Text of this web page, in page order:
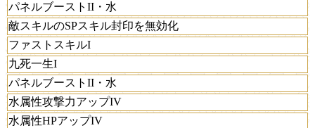
パネルブーストII・水
敵スキルのSPスキル封印を無効化
ファストスキルI
九死一生I
パネルブーストII・水
水属性攻撃力アップIV
水属性HPアップIV